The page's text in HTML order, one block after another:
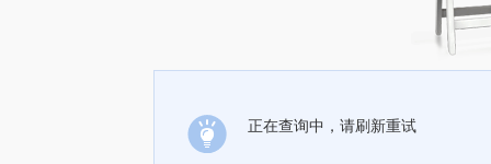
正在查询中，请刷新重试